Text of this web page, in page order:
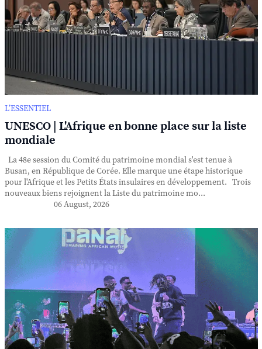
L’ESSENTIEL
UNESCO | L'Afrique en bonne place sur la liste
mondiale
La 48e session du Comité du patrimoine mondial s'est tenue à
Busan, en République de Corée. Elle marque une étape historique
pour l'Afrique et les Petits États insulaires en développement. Trois
nouveaux biens rejoignent la Liste du patrimoine mo...
06 August, 2026